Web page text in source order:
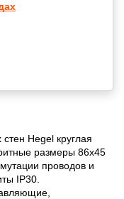
Hegel круглая
размеры 86х45
проводов и
IP30.